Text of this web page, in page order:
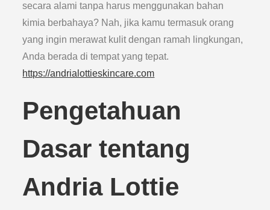
secara alami tanpa harus menggunakan bahan
kimia berbahaya? Nah, jika kamu termasuk orang
yang ingin merawat kulit dengan ramah lingkungan,
Anda berada di tempat yang tepat.
https://andrialottieskincare.com
Pengetahuan
Dasar tentang
Andria Lottie